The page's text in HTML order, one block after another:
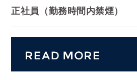
正社員（勤務時間内禁煙）